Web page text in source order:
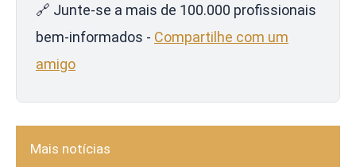
🔗 Junte-se a mais de 100.000 profissionais
bem-informados - Compartilhe com um
amigo
Mais notícias